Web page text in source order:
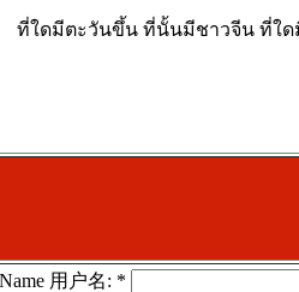
ที่ใดมีตะวันขึ้น ที่นั้นมีชาวจีน ที่ใดมี
用户名: *